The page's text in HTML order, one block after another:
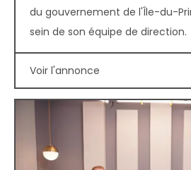
du gouvernement de l'Île-du-
sein de son équipe de direction.
Voir l'annonce